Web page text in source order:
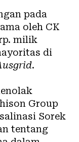
pada
oleh CK
milik
di
.
Group
Sorek
tentang